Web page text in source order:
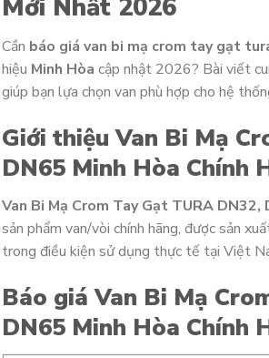
Mới Nhất 2026
Cần báo giá van bi mạ crom tay gạt
hiệu Minh Hòa cập nhật 2026? Bài viết
giúp bạn lựa chọn van phù hợp cho hệ
Giới thiệu Van Bi Mạ
DN65 Minh Hòa Chính
Van Bi Mạ Crom Tay Gạt TURA
sản phẩm van/vòi chính hãng, được sản
trong điều kiện sử dụng thực tế tại Việt
Báo giá Van Bi Mạ
DN65 Minh Hòa Chính